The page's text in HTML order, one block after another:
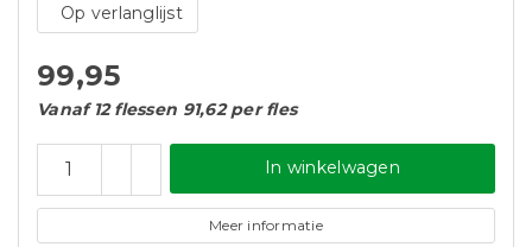
Op verlanglijst
99,95
Vanaf 12 flessen 91,62 per fles
In winkelwagen
Meer informatie